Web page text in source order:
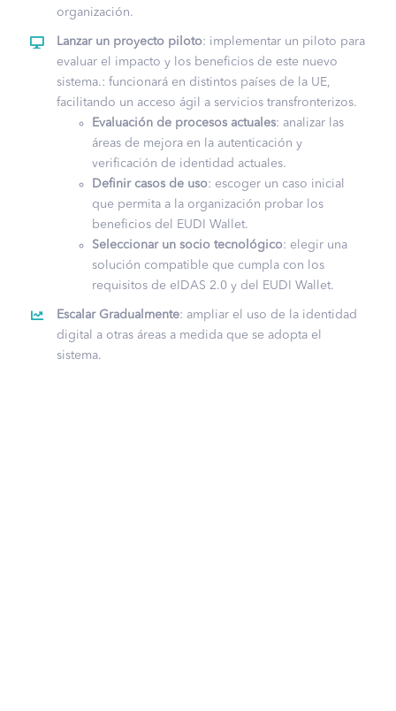
organización.
Lanzar un proyecto piloto: implementar un piloto para
evaluar el impacto y los beneficios de este nuevo
sistema.: funcionará en distintos países de la UE,
facilitando un acceso ágil a servicios transfronterizos.
Evaluación de procesos actuales: analizar las
áreas de mejora en la autenticación y
verificación de identidad actuales.
Definir casos de uso: escoger un caso inicial
que permita a la organización probar los
beneficios del EUDI Wallet.
Seleccionar un socio tecnológico: elegir una
solución compatible que cumpla con los
requisitos de eIDAS 2.0 y del EUDI Wallet.
Escalar Gradualmente: ampliar el uso de la identidad
digital a otras áreas a medida que se adopta el
sistema.